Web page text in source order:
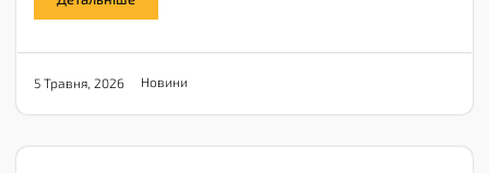
5 Травня, 2026 Новини